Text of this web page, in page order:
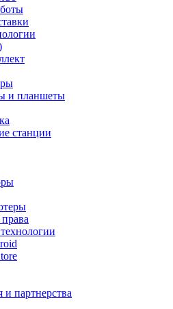
и планшеты
станции
партнерства